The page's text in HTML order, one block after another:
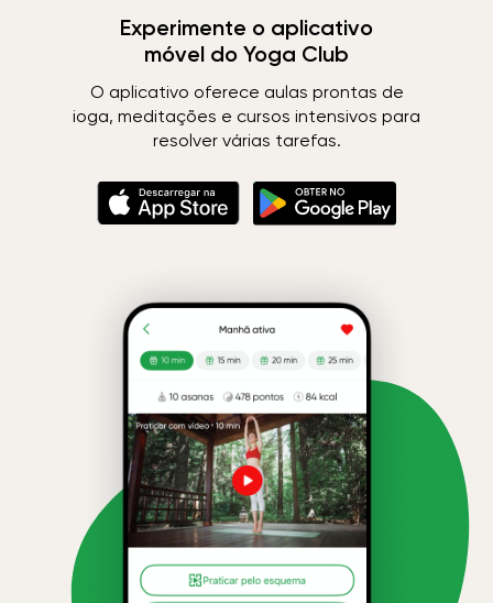
Experimente o aplicativo
móvel do Yoga Club
O aplicativo oferece aulas prontas de
ioga, meditações e cursos intensivos para
resolver várias tarefas.